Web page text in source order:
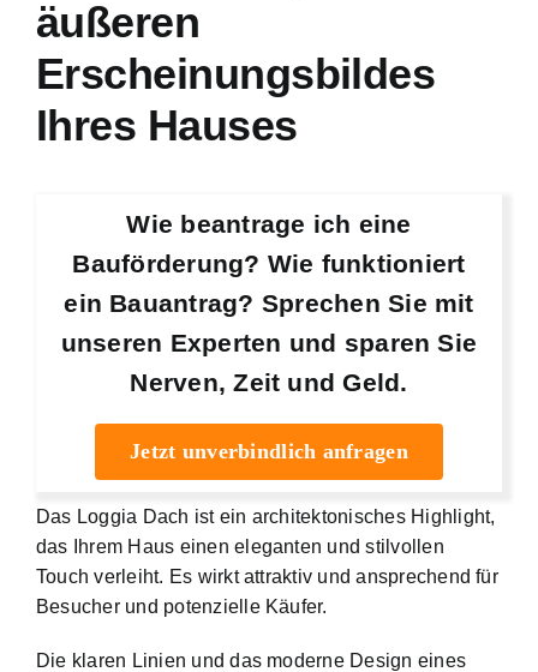
äußeren
Erscheinungsbildes
Ihres Hauses
Wie beantrage ich eine
Bauförderung? Wie funktioniert
ein Bauantrag? Sprechen Sie mit
unseren Experten und sparen Sie
Nerven, Zeit und Geld.
Jetzt unverbindlich anfragen
Das Loggia Dach ist ein architektonisches Highlight,
das Ihrem Haus einen eleganten und stilvollen
Touch verleiht. Es wirkt attraktiv und ansprechend für
Besucher und potenzielle Käufer.
Die klaren Linien und das moderne Design eines